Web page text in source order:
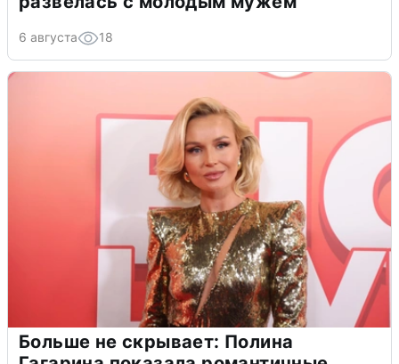
6 августа 18
Больше не скрывает: Полина